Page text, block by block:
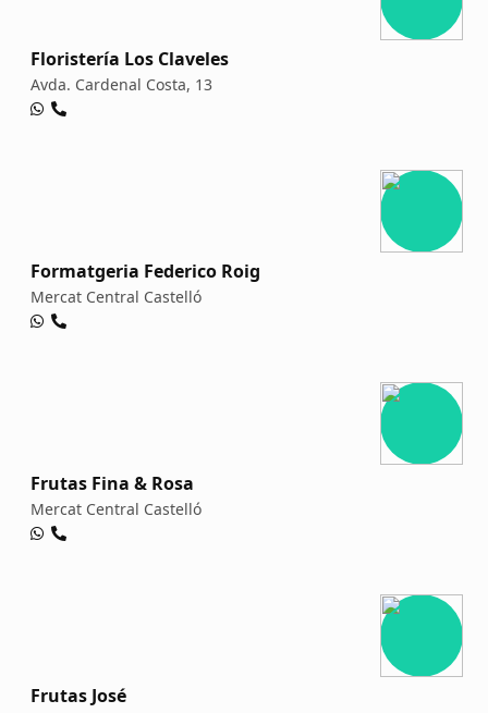
Floristería Los Claveles
Avda. Cardenal Costa, 13
Formatgeria Federico Roig
Mercat Central Castelló
Frutas Fina & Rosa
Mercat Central Castelló
Frutas José